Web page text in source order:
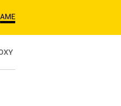
AME